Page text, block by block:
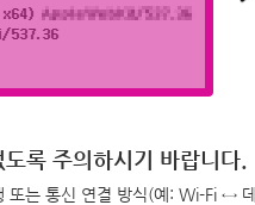
록 주의 하시기 바랍니다.
또는 통신 연결 방식(예: Wi-Fi ↔